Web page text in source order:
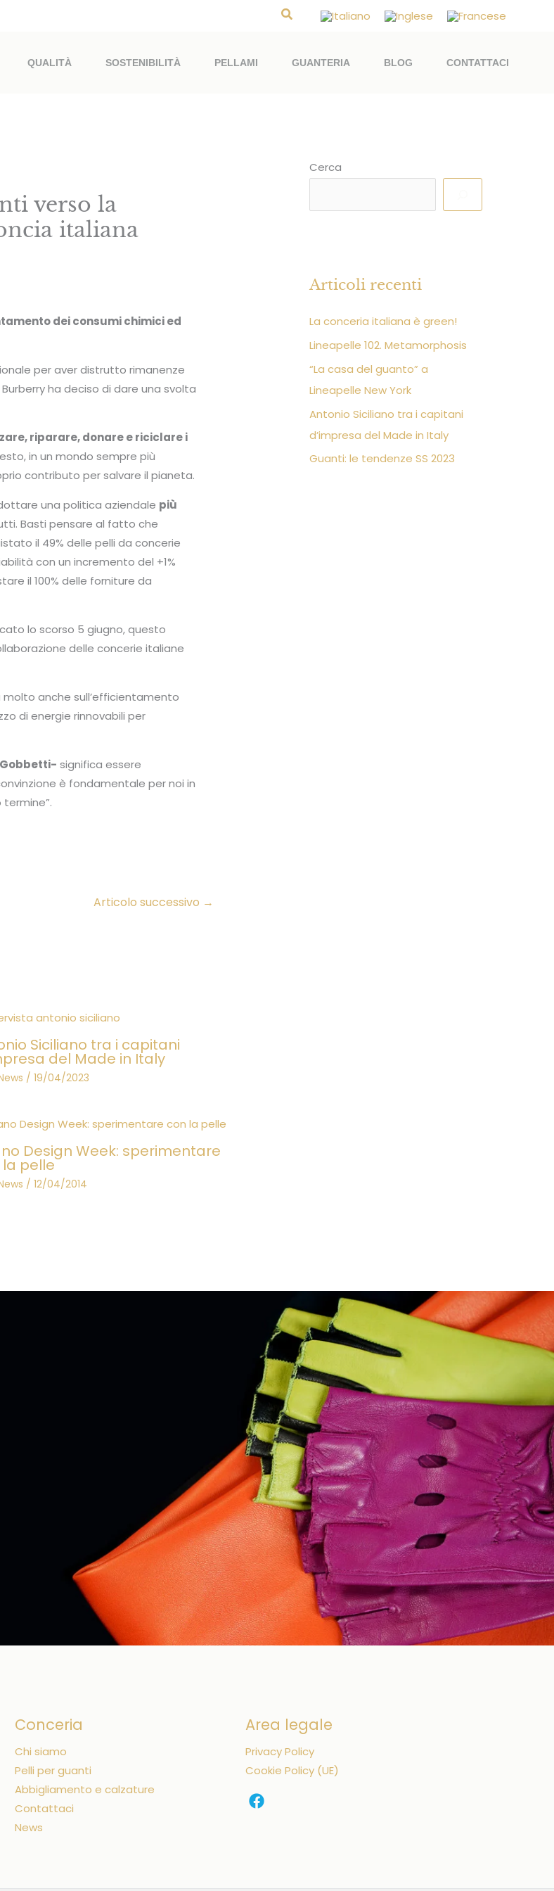
Cerca
QUALITÀ SOSTENIBILITÀ PELLAMI GUANTERIA BLOG CONTATTACI
verso la
italiana
dei consumi chimici ed
per aver distrutto rimanenze
ha deciso di dare una svolta
riparare, donare e riciclarei
in un mondo sempre più
contributo per salvare il pianeta.
una politica aziendale più
Basti pensare al fatto che
il 49% delle pelli da concerie
con un incremento del +1%
il 100% delle forniture da
lo scorso 5 giugno, questo
delle concerie italiane
anche sull’efficientamento
di energie rinnovabili per
significa essere
è fondamentale per noi in
Articolo successivo →
Siciliano tra i capitani
del Made in Italy
/ 19/04/2023
Design Week: sperimentare
pelle
/ 12/04/2014
Cerca
Articoli recenti
La conceria italiana è green!
Lineapelle 102. Metamorphosis
“La casa del guanto” a
Lineapelle New York
Antonio Siciliano tra i capitani
d’impresa del Made in Italy
Guanti: le tendenze SS 2023
Conceria
Chi siamo
Pelli per guanti
Abbigliamento e calzature
Contattaci
News
Area legale
Privacy Policy
Cookie Policy (UE)